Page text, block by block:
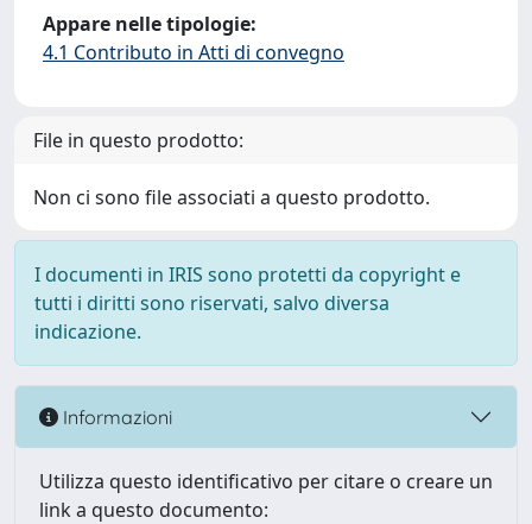
Appare nelle tipologie:
4.1 Contributo in Atti di convegno
File in questo prodotto:
Non ci sono file associati a questo prodotto.
I documenti in IRIS sono protetti da copyright e
tutti i diritti sono riservati, salvo diversa
indicazione.
Informazioni
Utilizza questo identificativo per citare o creare un
link a questo documento: